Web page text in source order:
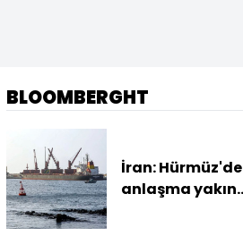
BLOOMBERGHT
İran: Hürmüz'de
anlaşma yakın